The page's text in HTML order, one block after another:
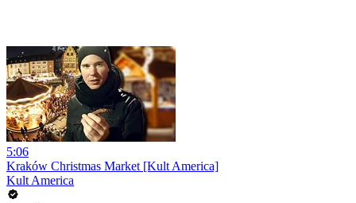
5:06
Kraków Christmas Market [Kult America]
Kult America